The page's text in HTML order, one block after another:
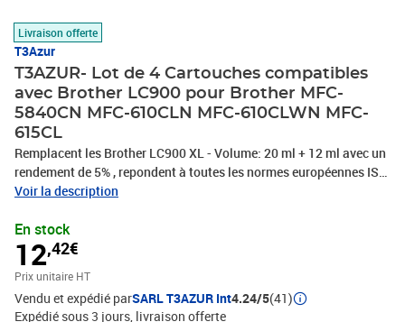
Livraison offerte
T3Azur
T3AZUR- Lot de 4 Cartouches compatibles
avec Brother LC900 pour Brother MFC-
5840CN MFC-610CLN MFC-610CLWN MFC-
615CL
Remplacent les Brother LC900 XL - Volume: 20 ml + 12 ml avec un
rendement de 5% , repondent à toutes les normes européennes ISO
9001/14001, STMC, CE, ROHS . Encre de haute qualité qui
Garantie 100 % compatibles – Marque T3AZUR
Voir la description
En stock
12,42€
Prix unitaire HT
Vendu et expédié parSARL T3AZUR Int4.24/5(41)
Expédié sous 3 jours livraison offerte